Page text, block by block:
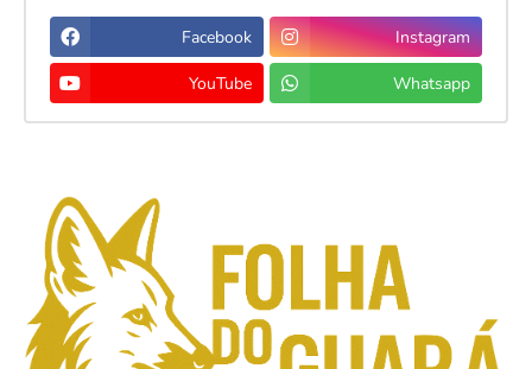
Facebook Instagram
YouTube Whatsapp